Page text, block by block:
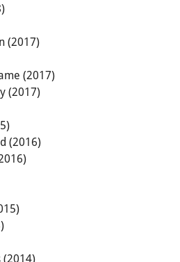
(2017)
(2017)
(2017)
(2016)
(2014)